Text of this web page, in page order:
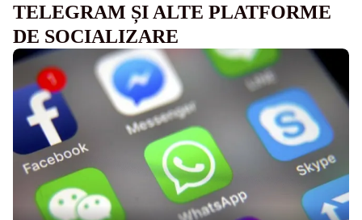
TELEGRAM ȘI ALTE PLATFORME
DE SOCIALIZARE